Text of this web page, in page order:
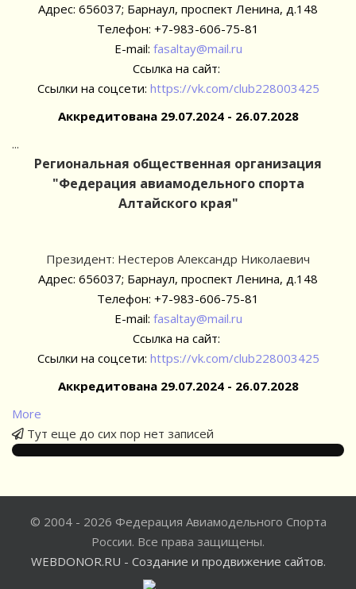
Адрес: 656037; Барнаул, проспект Ленина, д.148
Телефон: +7-983-606-75-81
E-mail: fasaltay@mail.ru
Ссылка на сайт:
Ссылки на соцсети: https://vk.com/club228003425
Аккредитована 29.07.2024 - 26.07.2028
...
Региональная общественная организация
"Федерация авиамодельного спорта
Алтайского края"
Президент: Нестеров Александр Николаевич
Адрес: 656037; Барнаул, проспект Ленина, д.148
Телефон: +7-983-606-75-81
E-mail: fasaltay@mail.ru
Ссылка на сайт:
Ссылки на соцсети: https://vk.com/club228003425
Аккредитована 29.07.2024 - 26.07.2028
More
Тут еще до сих пор нет записей
© 2004 - 2026 Федерация Авиамодельного Спорта
России. Все права защищены.
WEBDONOR.RU - Создание и продвижение сайтов.